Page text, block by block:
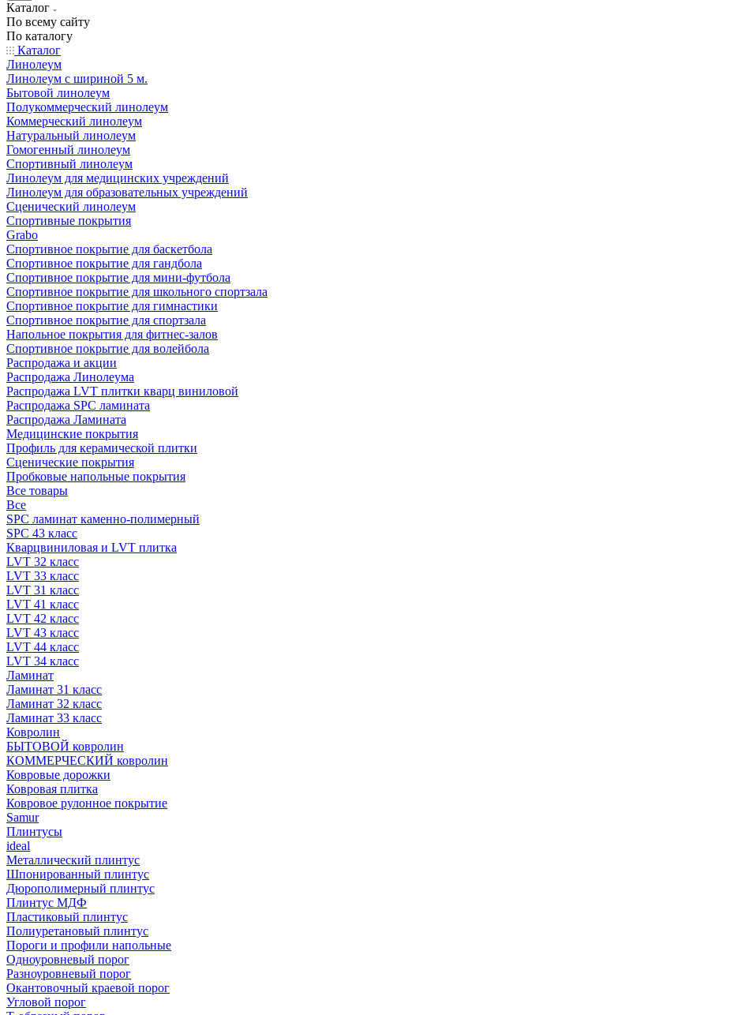
Каталог
По всему сайту
По каталогу
Каталог
Линолеум
Линолеум с шириной 5 м.
Бытовой линолеум
Полукоммерческий линолеум
Коммерческий линолеум
Натуральный линолеум
Гомогенный линолеум
Спортивный линолеум
Линолеум для медицинских учреждений
Линолеум для образовательных учреждений
Сценический линолеум
Спортивные покрытия
Grabo
Спортивное покрытие для баскетбола
Спортивное покрытие для гандбола
Спортивное покрытие для мини-футбола
Спортивное покрытие для школьного спортзала
Спортивное покрытие для гимнастики
Спортивное покрытие для спортзала
Напольное покрытия для фитнес-залов
Спортивное покрытие для волейбола
Распродажа и акции
Распродажа Линолеума
Распродажа LVT плитки кварц виниловой
Распродажа SPC ламината
Распродажа Ламината
Медицинские покрытия
Профиль для керамической плитки
Сценические покрытия
Пробковые напольные покрытия
Все товары
Все
SPC ламинат каменно-полимерный
SPC 43 класс
Кварцвиниловая и LVT плитка
LVT 32 класс
LVT 33 класс
LVT 31 класс
LVT 41 класс
LVT 42 класс
LVT 43 класс
LVT 44 класс
LVT 34 класс
Ламинат
Ламинат 31 класс
Ламинат 32 класс
Ламинат 33 класс
Ковролин
БЫТОВОЙ ковролин
КОММЕРЧЕСКИЙ ковролин
Ковровые дорожки
Ковровая плитка
Ковровое рулонное покрытие
Samur
Плинтусы
ideal
Металлический плинтус
Шпонированный плинтус
Дюрополимерный плинтус
Плинтус МДФ
Пластиковый плинтус
Полиуретановый плинтус
Пороги и профили напольные
Одноуровневый порог
Разноуровневый порог
Окантовочный краевой порог
Угловой порог